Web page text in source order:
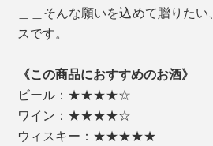
＿＿そんな願いを込めて贈りた
スです。
《この商品におすすめのお酒》
ビール：★★★★☆
ワイン：★★★★☆
ウィスキー：★★★★★